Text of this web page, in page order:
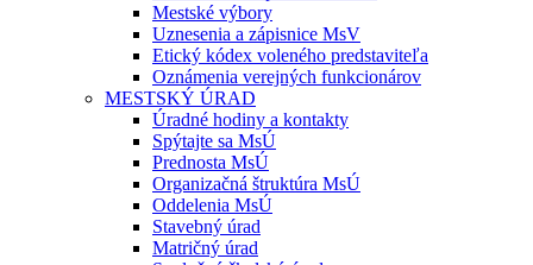
Mestské výbory
Uznesenia a zápisnice MsV
Etický kódex voleného predstaviteľa
Oznámenia verejných funkcionárov
MESTSKÝ ÚRAD
Úradné hodiny a kontakty
Spýtajte sa MsÚ
Prednosta MsÚ
Organizačná štruktúra MsÚ
Oddelenia MsÚ
Stavebný úrad
Matričný úrad